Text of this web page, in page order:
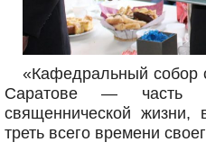
«Кафедральный собор
Саратове — часть
священнической
треть всего времени